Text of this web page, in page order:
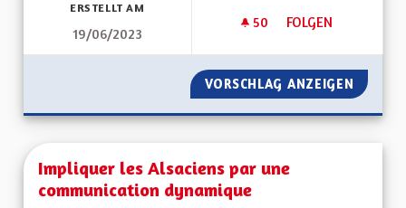
ERSTELLT AM
19/06/2023
50 50 FOLLOWER
FOLGEN
IMPOSER AUX
VORSCHLAG ANZEIGEN
Impliquer les Alsaciens par une
communication dynamique